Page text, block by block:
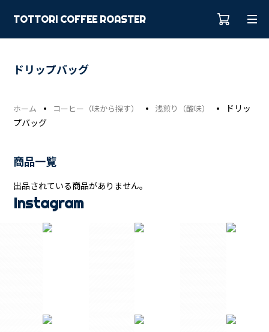
TOTTORI COFFEE ROASTER
ドリップバッグ
ホーム コーヒー（味から探す） 浅煎り（酸味）
ドリッ
プバッグ
商品一覧
出品されている商品がありません。
Instagram